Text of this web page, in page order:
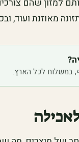
למזון שהם
מאוזנת ועוד,
במשלוח לכל הארץ.